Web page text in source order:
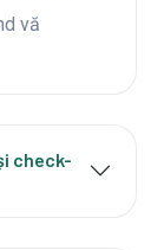
vă
check-